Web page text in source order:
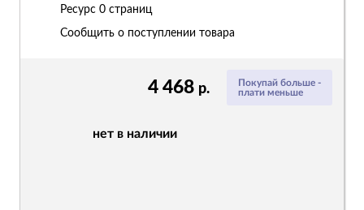
Покупай больше -
плати меньше
4 468 р.
нет в наличии
Ресурс 0 страниц
Сообщить о поступлении товара